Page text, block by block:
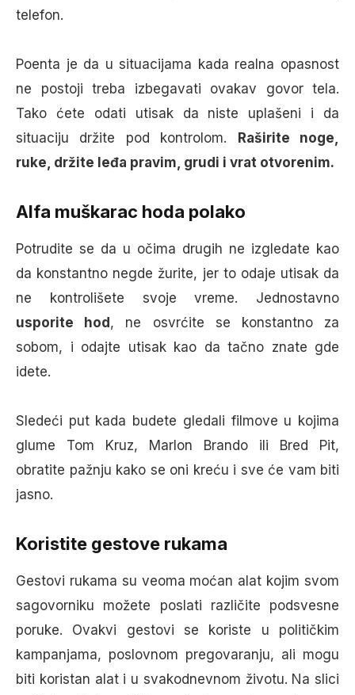
telefon.
Poenta je da u situacijama kada realna opasnost
ne postoji treba izbegavati ovakav govor tela.
Tako ćete odati utisak da niste uplašeni i da
situaciju držite pod kontrolom.
Raširite noge,
ruke, držite leđa pravim, grudi i vrat otvorenim.
Alfa muškarac hoda polako
Potrudite se da u očima drugih ne izgledate kao
da konstantno negde žurite, jer to odaje utisak da
ne kontrolišete svoje vreme. Jednostavno
usporite hod , ne osvrćite se konstantno za
sobom, i odajte utisak kao da tačno znate gde
idete.
Sledeći put kada budete gledali filmove u kojima
glume Tom Kruz, Marlon Brando ili Bred Pit,
obratite pažnju kako se oni kreću i sve će vam biti
jasno.
Koristite gestove rukama
Gestovi rukama su veoma moćan alat kojim svom
sagovorniku možete poslati različite podsvesne
poruke. Ovakvi gestovi se koriste u političkim
kampanjama, poslovnom pregovaranju, ali mogu
biti koristan alat i u svakodnevnom životu. Na slici